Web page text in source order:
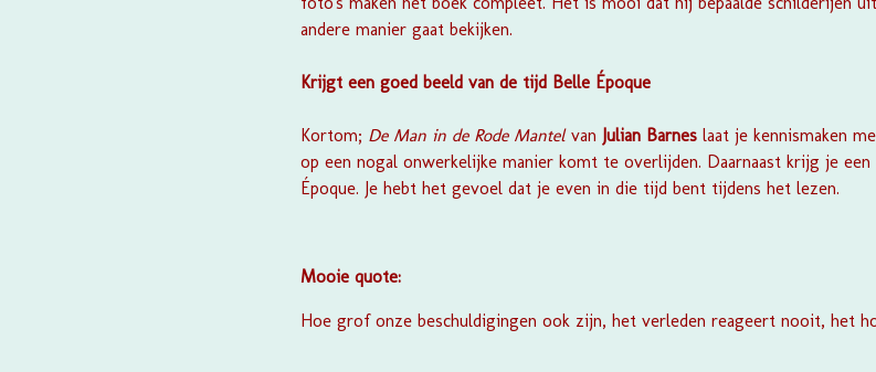
andere manier gaat bekijken.
Krijgt een goed beeld van de tijd Belle Époque
Kortom; De Man in de Rode Mantel van Julian Barnes laat je kennismaken
op een nogal onwerkelijke manier komt te overlijden. Daarnaast krijg je
Époque. Je hebt het gevoel dat je even in die tijd bent tijdens het lezen.
Mooie quote:
Hoe grof onze beschuldigingen ook zijn, het verleden reageert nooit, het